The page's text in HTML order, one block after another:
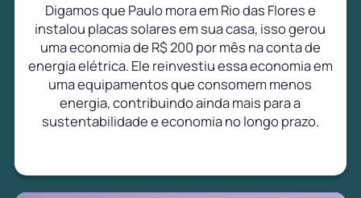
Digamos que Paulo mora em Rio das Flores e
instalou placas solares em sua casa, isso gerou
uma economia de R$ 200 por mês na conta de
energia elétrica. Ele reinvestiu essa economia em
uma equipamentos que consomem menos
energia, contribuindo ainda mais para a
sustentabilidade e economia no longo prazo.